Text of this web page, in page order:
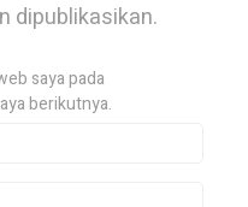
dipublikasikan.
saya pada
berikutnya.